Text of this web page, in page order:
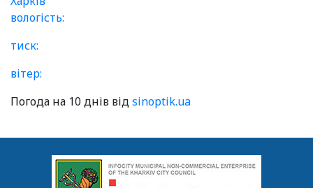
вологість:
тиск:
вітер:
Погода на 10 днів відsinoptik.ua